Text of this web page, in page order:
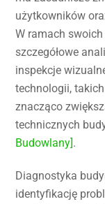
użytkowników
W ramach
szczegółowe
inspekcje
technologii,
znacząco
technicznych
Budowlany].
Diagnostyka
identyfikację